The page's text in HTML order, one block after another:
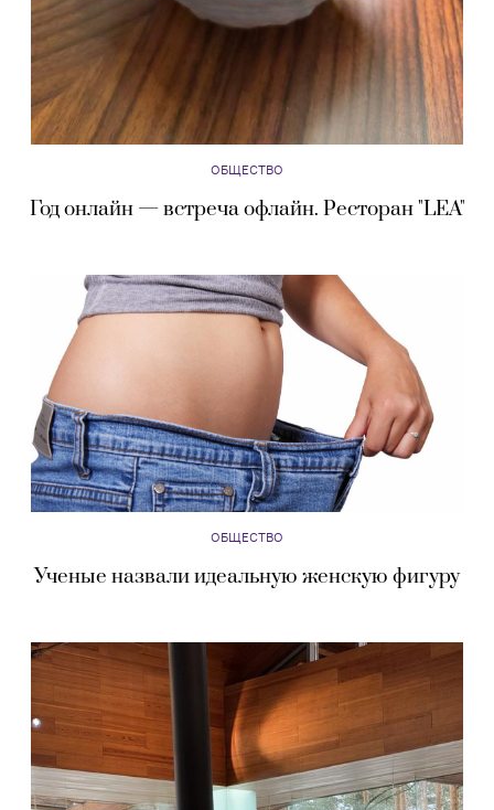
ОБЩЕСТВО
Год онлайн — встреча офлайн. Ресторан "LEA"
ОБЩЕСТВО
Ученые назвали идеальную женскую фигуру